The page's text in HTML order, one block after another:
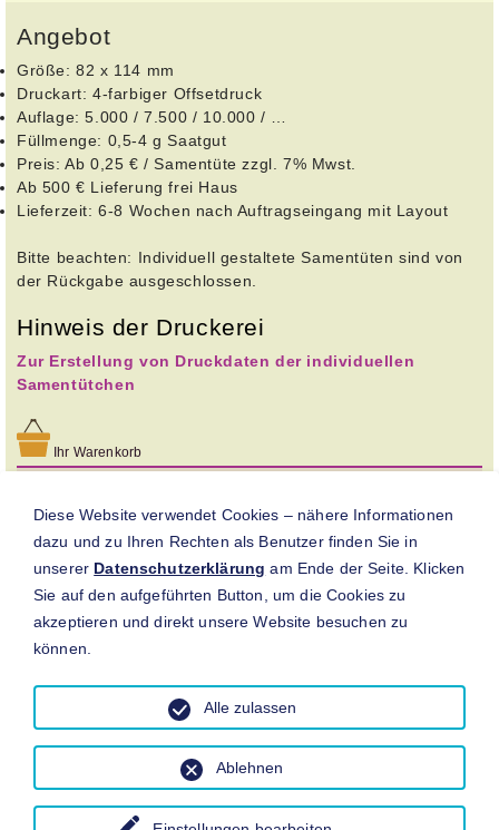
Angebot
Größe: 82 x 114 mm
Druckart: 4-farbiger Offsetdruck
Auflage: 5.000 / 7.500 / 10.000 / …
Füllmenge: 0,5-4 g Saatgut
Preis: Ab 0,25 € / Samentüte zzgl. 7% Mwst.
Ab 500 € Lieferung frei Haus
Lieferzeit: 6-8 Wochen nach Auftragseingang mit Layout
Bitte beachten: Individuell gestaltete Samentüten sind von
der Rückgabe ausgeschlossen.
Hinweis der Druckerei
Zur Erstellung von Druckdaten der individuellen
Samentütchen
Ihr Warenkorb
Bitte beachten Sie:
Preise verstehen sich inkl. MwSt. zzgl.Versandkosten.
Mindestbestellwert (temporär): 64,20 € in Summe und 4,28
Lieferzeit derzeit: 1-2 Wochen
Sedumsprossen sind ab Mai in Kg-Schritten bestellbar.
Diese Website verwendet Cookies – nähere Informationen
dazu und zu Ihren Rechten als Benutzer finden Sie in
unserer Datenschutzerklärung am Ende der Seite. Klicken
Sie auf den aufgeführten Button, um die Cookies zu
akzeptieren und direkt unsere Website besuchen zu
können.
Ablehnen
Alle zulassen